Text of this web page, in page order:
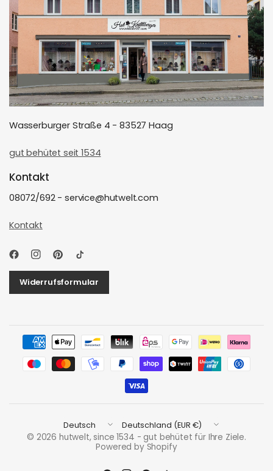
Wasserburger Straße 4 - 83527 Haag
gut behütet seit 1534
Kontakt
08072/692 - service@hutwelt.com
Kontakt
Widerrufsformular
Land/Region
aktualisieren
Land/Region
aktualisieren
© 2026 hutwelt, since 1534 - gut behütet für Ihre Ziele.
Powered by Shopify